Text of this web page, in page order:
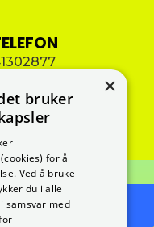
×
bruker
for å
Ved å bruke
du i alle
samsvar med